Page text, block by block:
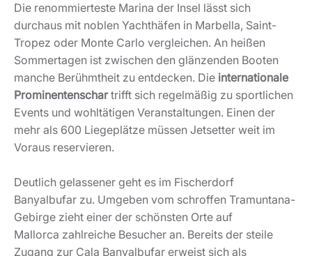
Die renommierteste Marina der Insel lässt sich
durchaus mit noblen Yachthäfen in Marbella, Saint-
Tropez oder Monte Carlo vergleichen. An heißen
Sommertagen ist zwischen den glänzenden Booten
manche Berühmtheit zu entdecken. Die internationale
Prominentenschartrifft sich regelmäßig zu sportlichen
Events und wohltätigen Veranstaltungen. Einen der
mehr als 600 Liegeplätze müssen Jetsetter weit im
Voraus reservieren.
Deutlich gelassener geht es im Fischerdorf
Banyalbufar zu. Umgeben vom schroffen Tramuntana-
Gebirge zieht einer der schönsten Orte auf
Mallorca zahlreiche Besucher an. Bereits der steile
Zugang zur Cala Banyalbufar erweist sich als